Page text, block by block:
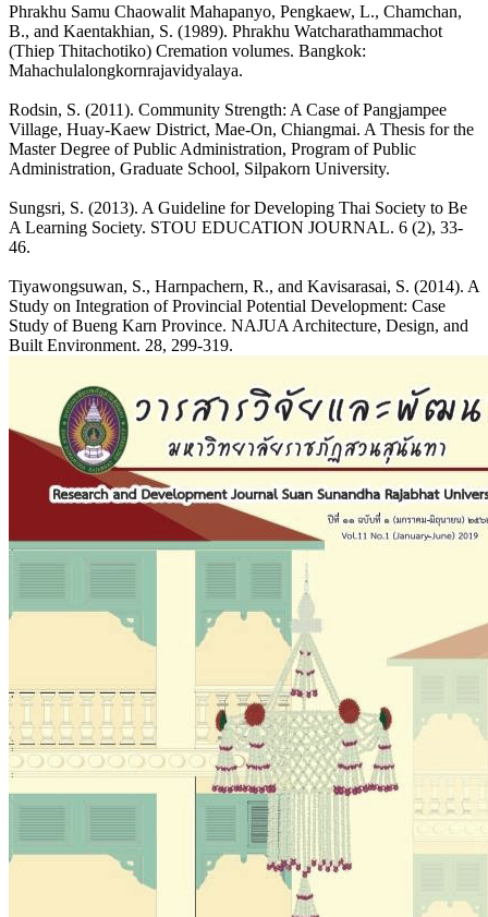
Phrakhu Samu Chaowalit Mahapanyo, Pengkaew, L., Chamchan,
B., and Kaentakhian, S. (1989). Phrakhu Watcharathammachot
(Thiep Thitachotiko) Cremation volumes. Bangkok:
Mahachulalongkornrajavidyalaya.
Rodsin, S. (2011). Community Strength: A Case of Pangjampee
Village, Huay-Kaew District, Mae-On, Chiangmai. A Thesis for the
Master Degree of Public Administration, Program of Public
Administration, Graduate School, Silpakorn University.
Sungsri, S. (2013). A Guideline for Developing Thai Society to Be
A Learning Society. STOU EDUCATION JOURNAL. 6 (2), 33-
46.
Tiyawongsuwan, S., Harnpachern, R., and Kavisarasai, S. (2014). A
Study on Integration of Provincial Potential Development: Case
Study of Bueng Karn Province. NAJUA Architecture, Design, and
Built Environment. 28, 299-319.